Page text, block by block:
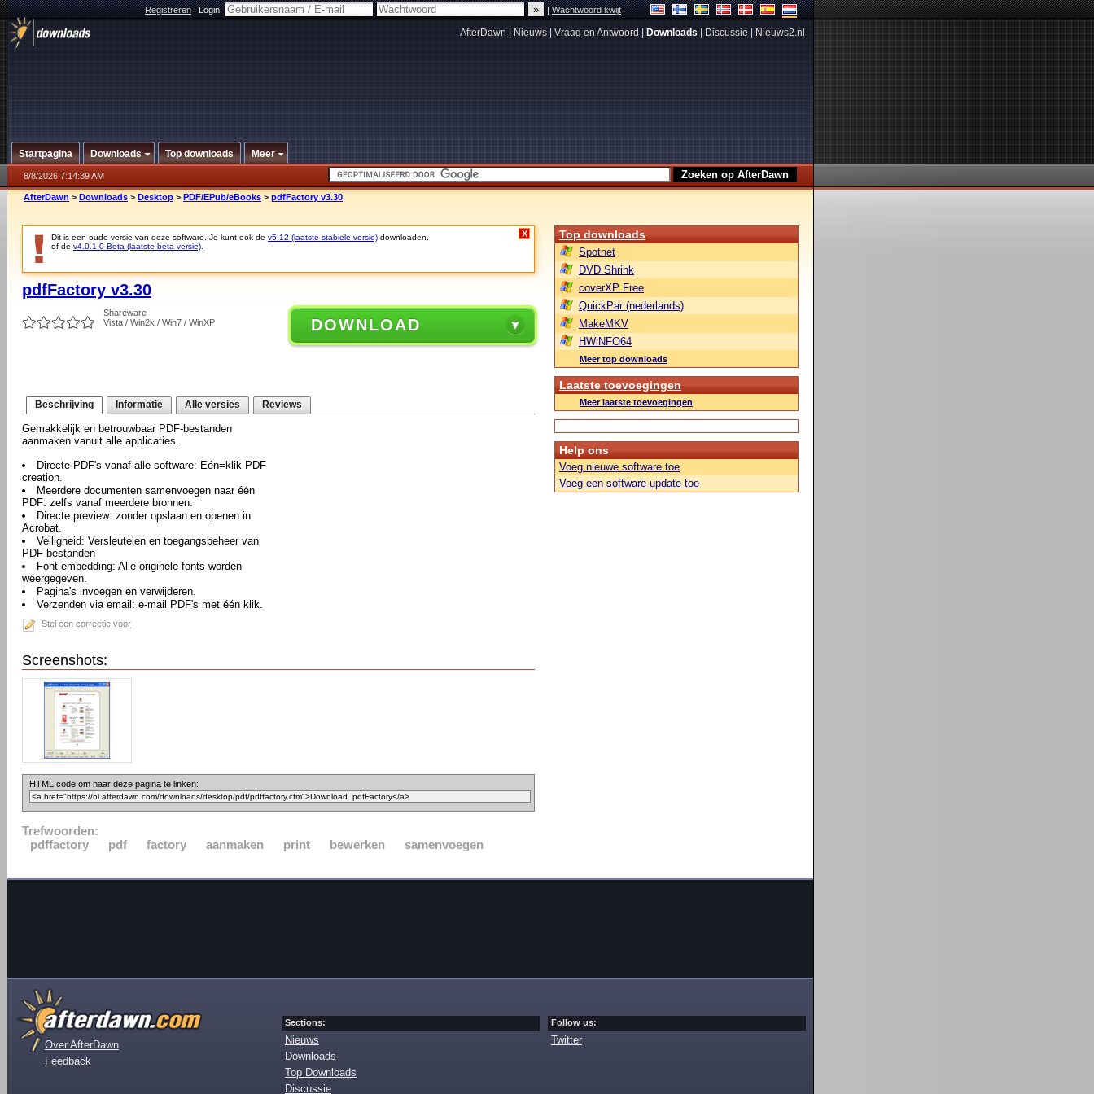
Registreren|Login: |Wachtwoord kwijt
AfterDawn Nieuws Vraag en Antwoord Downloads Discussie Nieuws2.nl
Startpagina Downloads Top downloads Meer
8/8/2026 7:14:39 AM
AfterDawn > Downloads > Desktop > PDF/EPub/eBooks > pdfFactory v3.30
Dit is een oude versie van deze software. Je kunt ook de v5.12 (laatste stabiele versie) downloaden.
of de v4.0.1.0 Beta (laatste beta versie)
X
pdfFactory v3.30
Shareware
Vista / Win2k / Win7 / WinXP
DOWNLOAD
Beschrijving Informatie Alle versies Reviews
Gemakkelijk en betrouwbaar PDF-bestanden
aanmaken vanuit alle applicaties.
Directe PDF's vanaf alle software: Eén=klik PDF
creation.
Meerdere documenten samenvoegen naar één
PDF: zelfs vanaf meerdere bronnen.
Directe preview: zonder opslaan en openen in
Acrobat.
Veiligheid: Versleutelen en toegangsbeheer van
PDF-bestanden
Font embedding: Alle originele fonts worden
weergegeven.
Pagina's invoegen en verwijderen.
Verzenden via email: e-mail PDF's met één klik.
Stel een correctie voor
Screenshots:
HTML code om naar deze pagina te linken:
Trefwoorden:
pdffactory
pdf factory aanmaken print bewerken samenvoegen
Top downloads
Spotnet
DVD Shrink
coverXP Free
QuickPar (nederlands)
MakeMKV
HWiNFO64
Meer top downloads
Laatste toevoegingen
Meer laatste toevoegingen
Help ons
Voeg nieuwe software toe
Voeg een software update toe
Over AfterDawn
Feedback
Sections:
Nieuws
Downloads
Top Downloads
Discussie
Follow us:
Twitter